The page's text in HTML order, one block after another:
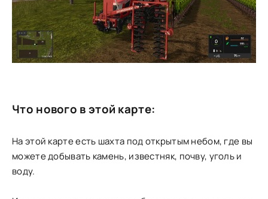
Что нового в этой карте:
На этой карте есть шахта под открытым небом, где вы
можете добывать камень, известняк, почву, уголь и
воду.